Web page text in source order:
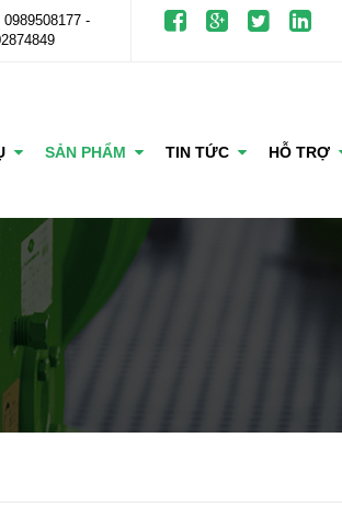
0989508177 -
SẢN PHẨM TIN TỨC HỖ TRỢ